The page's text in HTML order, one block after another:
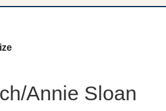
Annie Sloan